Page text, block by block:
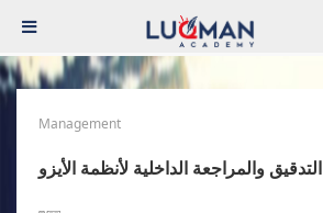
Management
التدقيق والمراجعة الداخلية لأنظمة الأيزو